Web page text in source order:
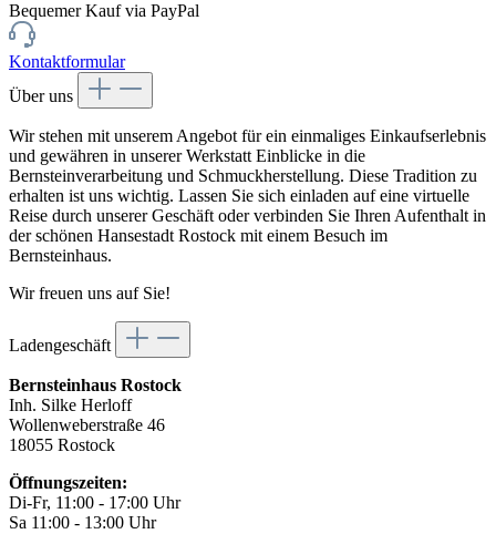
Bequemer Kauf via PayPal
Kontaktformular
Über uns
Wir stehen mit unserem Angebot für ein einmaliges Einkaufserlebnis
und gewähren in unserer Werkstatt Einblicke in die
Bernsteinverarbeitung und Schmuckherstellung. Diese Tradition zu
erhalten ist uns wichtig. Lassen Sie sich einladen auf eine virtuelle
Reise durch unserer Geschäft oder verbinden Sie Ihren Aufenthalt in
der schönen Hansestadt Rostock mit einem Besuch im
Bernsteinhaus.
Wir freuen uns auf Sie!
Ladengeschäft
Bernsteinhaus Rostock
Inh. Silke Herloff
Wollenweberstraße 46
18055 Rostock
Öffnungszeiten:
Di-Fr, 11:00 - 17:00 Uhr
Sa 11:00 - 13:00 Uhr